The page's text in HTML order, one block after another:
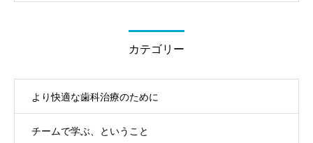
カテゴリー
より快適な歯科治療のために
チームで学ぶ、ということ